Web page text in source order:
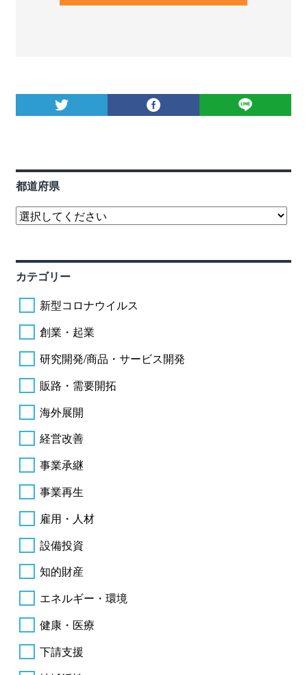
都道府県
カテゴリー
新型コロナウイルス
創業・起業
研究開発/商品・サービス開発
販路・需要開拓
海外展開
経営改善
事業承継
事業再生
雇用・人材
設備投資
知的財産
エネルギー・環境
健康・医療
下請支援